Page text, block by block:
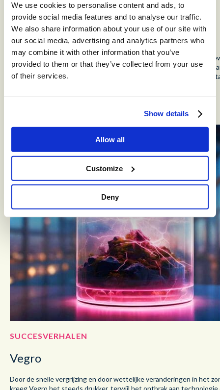
We use cookies to personalise content and ads, to
provide social media features and to analyse our traffic.
We also share information about your use of our site with
our social media, advertising and analytics partners who
may combine it with other information that you’ve
provided to them or that they’ve collected from your use
of their services.
Show details
Allow all
Customize
Deny
SUCCESVERHALEN
Loogman
Hoewel er bij Loogman ieder jaar zo’n twee miljoen auto’s worden
volgetankt, is de klantenserviceafdeling misschien wel de kleinste
Nederland. Het geheim: Loogman gebruikt een volwaardig
SUCCESVERHALEN
Vegro
Door de snelle vergrijzing en door wettelijke veranderingen in het
kreeg Vegro het steeds drukker, terwijl het ontbrak aan technologie